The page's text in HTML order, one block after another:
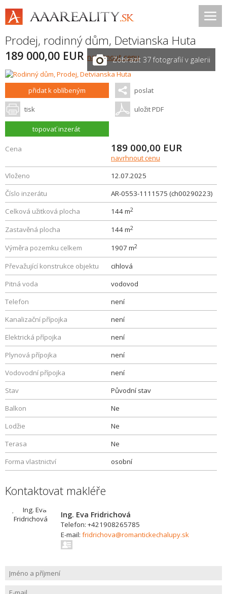
Prodej, rodinný dům, Detvianska Huta
189 000,00 EUR navrhnout cenuZobrazit 37 fotografií v galerii
přidat k oblíbeným poslat
tisk uložit PDF
topovať inzerát
Cena 189 000,00 EUR
navrhnout cenu
Vloženo
12.07.2025
Číslo inzerátu
AR-0553-1111575 (ch00290223)
Celková užitková plocha
144 m2
Zastavěná plocha 144 m2
Výměra pozemku celkem 1907 m2
Převažující konstrukce objektu
cihlová
Pitná voda
vodovod
Telefon
není
Kanalizační přípojka
není
Elektrická přípojka
není
Plynová přípojka
není
Vodovodní přípojka
není
Stav
Původní stav
Balkon
Ne
Lodžie
Ne
Terasa
Ne
Forma vlastnictví
osobní
Kontaktovat makléře
Ing. Eva Fridrichová
Telefon: +421908265785
E-mail: fridrichova@romantickechalupy.sk